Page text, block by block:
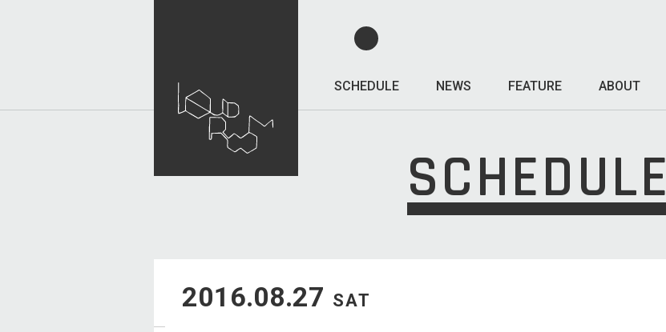
SCHEDULE NEWS FEATURE ABOUT
SCHEDULE
2016.08.27 SAT